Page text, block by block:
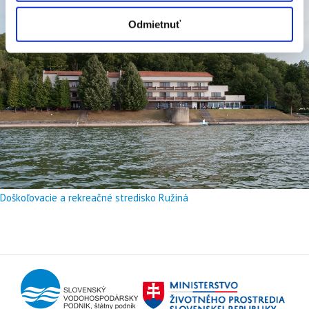
Odmietnuť
Doškoľovacie a rekreačné stredisko Ružiná